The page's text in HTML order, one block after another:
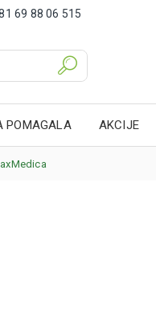
69 88 06 515
POMAGALA AKCIJE